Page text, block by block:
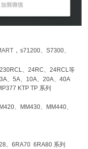
，s71200、S7300、
230RCL、24RC、24RCL等
3A、5A、 10A、20A、40A
KTP TP 系列
、 MM430、 MM440、
、6RA70 6RA80 系列